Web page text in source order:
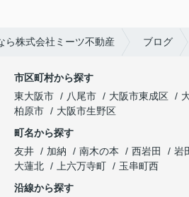
ら株式会社ミーツ不動産 ブログ
市区町村から探す
東大阪市
八尾市 大阪市東成区
柏原市
大阪市生野区
町名から探す
友井
加納 南木の本 西岩田 岩
大蓮北
上六万寺町
玉串町西
沿線から探す